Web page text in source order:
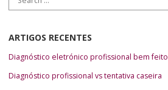
ARTIGOS RECENTES
Diagnóstico eletrónico profissional bem feito
Diagnóstico profissional vs tentativa caseira